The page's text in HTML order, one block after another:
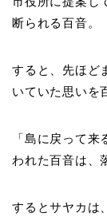
断られる百音。
すると、先ほど
いていた思いを
「島に戻って
われた百音は、
するとサヤカは